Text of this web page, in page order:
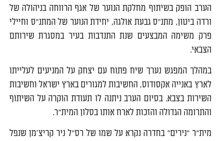
הערב הופק בשיתוף מחלקת הנוער של אגף הרווחה בניהולה של
ורדה ביטון, מתנ"ס גבעת אולגה, יחידת הנוער של המתנ"ס וחיילי
פרק משימה המבצעים שנת התנדבות בעיר במסגרת שירותם
הצבאי.
במהלך המפגש נערך שיח פתוח עם יצחק על המניעים לעלייתו
לארץ באנייה אקסודוס, החשיבות למגורים בארץ ישראל וחשיבות
השירות בצבא. בסיום הערב ניתנה לו תעודת הוקרה על השיתוף
והתרומה הגדולה והזכות לארח אותו בסלון המית"ר.
מית"ר "נירים" בחדרה נקרא על שמו של רס"ל ניר קריצ'מן שנפל